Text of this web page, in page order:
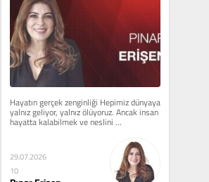
Hayatın gerçek zenginliği Hepimiz dünyaya
yalnız geliyor, yalnız ölüyoruz. Ancak insan
hayatta kalabilmek ve neslini
sürdürebilmek için...
29.07.2026
10